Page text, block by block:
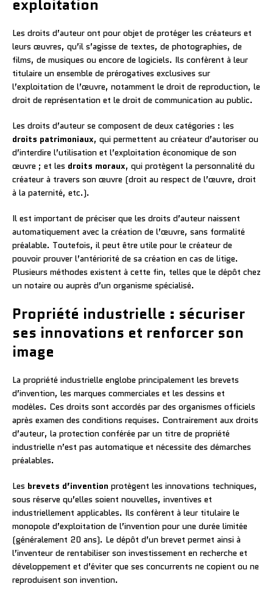
exploitation
Les droits d’auteur ont pour objet de protéger les créateurs et
leurs œuvres, qu’il s’agisse de textes, de photographies, de
films, de musiques ou encore de logiciels. Ils confèrent à leur
titulaire un ensemble de prérogatives exclusives sur
l’exploitation de l’œuvre, notamment le droit de reproduction, le
droit de représentation et le droit de communication au public.
Les droits d’auteur se composent de deux catégories : les
droits patrimoniaux, qui permettent au créateur d’autoriser ou
d’interdire l’utilisation et l’exploitation économique de son
œuvre ; et les droits moraux, qui protègent la personnalité du
créateur à travers son œuvre (droit au respect de l’œuvre, droit
à la paternité, etc.).
Il est important de préciser que les droits d’auteur naissent
automatiquement avec la création de l’œuvre, sans formalité
préalable. Toutefois, il peut être utile pour le créateur de
pouvoir prouver l’antériorité de sa création en cas de litige.
Plusieurs méthodes existent à cette fin, telles que le dépôt chez
un notaire ou auprès d’un organisme spécialisé.
Propriété industrielle : sécuriser
ses innovations et renforcer son
image
La propriété industrielle englobe principalement les brevets
d’invention, les marques commerciales et les dessins et
modèles. Ces droits sont accordés par des organismes officiels
après examen des conditions requises. Contrairement aux droits
d’auteur, la protection conférée par un titre de propriété
industrielle n’est pas automatique et nécessite des démarches
préalables.
Les brevets d’invention protègent les innovations techniques,
sous réserve qu’elles soient nouvelles, inventives et
industriellement applicables. Ils confèrent à leur titulaire le
monopole d’exploitation de l’invention pour une durée limitée
(généralement 20 ans). Le dépôt d’un brevet permet ainsi à
l’inventeur de rentabiliser son investissement en recherche et
développement et d’éviter que ses concurrents ne copient ou ne
reproduisent son invention.